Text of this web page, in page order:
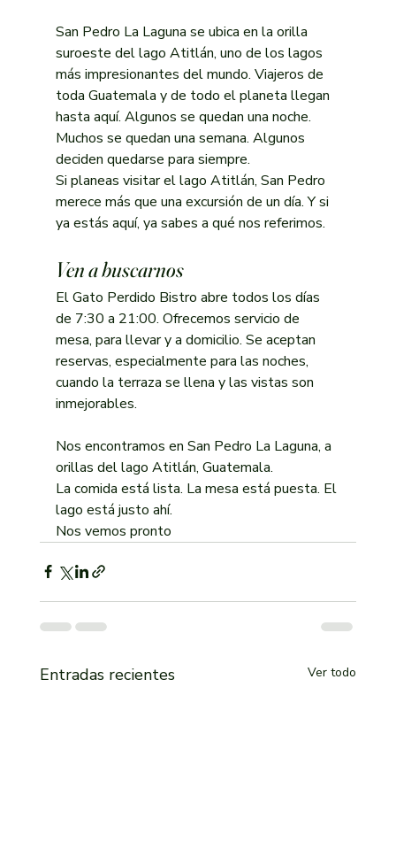
San Pedro La Laguna se ubica en la orilla
suroeste del lago Atitlán, uno de los lagos
más impresionantes del mundo. Viajeros de
toda Guatemala y de todo el planeta llegan
hasta aquí. Algunos se quedan una noche.
Muchos se quedan una semana. Algunos
deciden quedarse para siempre.
Si planeas visitar el lago Atitlán, San Pedro
merece más que una excursión de un día. Y si
ya estás aquí, ya sabes a qué nos referimos.
Ven a buscarnos
El Gato Perdido Bistro abre todos los días
de 7:30 a 21:00. Ofrecemos servicio de
mesa, para llevar y a domicilio. Se aceptan
reservas, especialmente para las noches,
cuando la terraza se llena y las vistas son
inmejorables.
Nos encontramos en San Pedro La Laguna, a
orillas del lago Atitlán, Guatemala.
La comida está lista. La mesa está puesta. El
lago está justo ahí.
Nos vemos pronto
Entradas recientes Ver todo